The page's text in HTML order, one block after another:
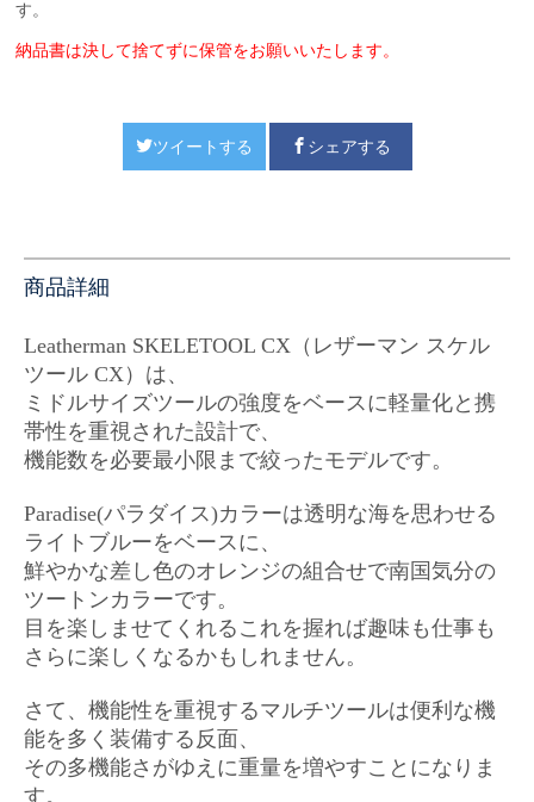
す。
納品書は決して捨てずに保管をお願いいたします。
ツイートする シェアする
商品詳細
Leatherman SKELETOOL CX（レザーマン スケル
ツール CX）は、
ミドルサイズツールの強度をベースに軽量化と携
帯性を重視された設計で、
機能数を必要最小限まで絞ったモデルです。
Paradise(パラダイス)カラーは透明な海を思わせる
ライトブルーをベースに、
鮮やかな差し色のオレンジの組合せで南国気分の
ツートンカラーです。
目を楽しませてくれるこれを握れば趣味も仕事も
さらに楽しくなるかもしれません。
さて、機能性を重視するマルチツールは便利な機
能を多く装備する反面、
その多機能さがゆえに重量を増やすことになりま
す。